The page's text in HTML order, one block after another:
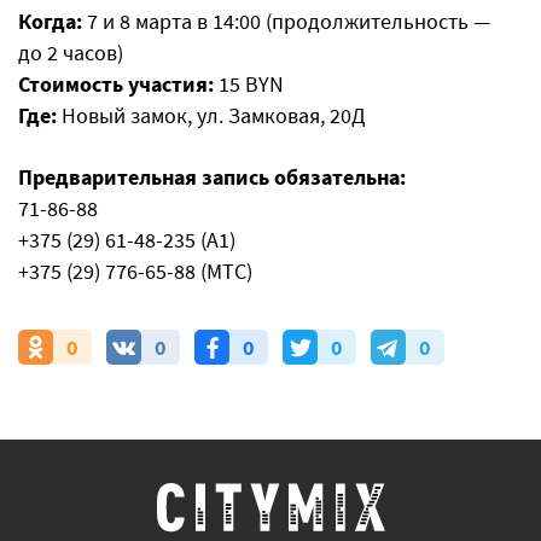
Когда:7 и 8 марта в 14:00 (продолжительность —
до 2 часов)
Стоимость участия: 15 BYN
Где: Новый замок, ул. Замковая, 20Д
Предварительная запись обязательна:
71-86-88
+375 (29) 61-48-235 (A1)
+375 (29) 776-65-88 (МТС)
0 0 0 0 0